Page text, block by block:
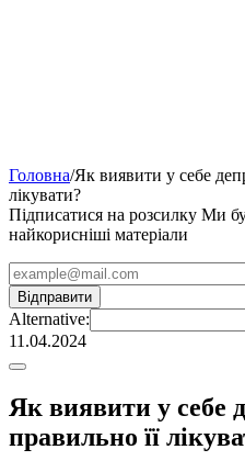
Головна/Як виявити у себе
лікувати?
Підписатися на розсилку Ми
найкорисніші матеріали
Alternative:
11.04.2024
Як виявити у себе
правильно її